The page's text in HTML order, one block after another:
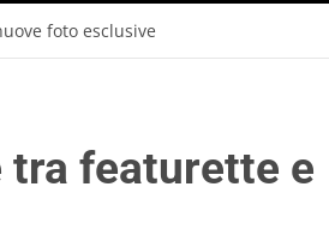
foto esclusive
tra featurette e